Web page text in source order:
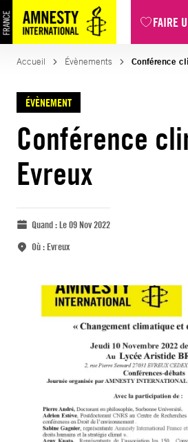
FAIRE
Accueil Évènements Conférence
ÉVÈNEMENT
Conférence
Evreux
Quand :Le 09 Nov 2022
Où :Evreux